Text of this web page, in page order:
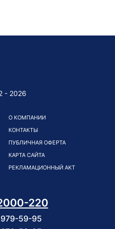
- 2026
О КОМПАНИИ
КОНТАКТЫ
ПУБЛИЧНАЯ ОФЕРТА
КАРТА САЙТА
РЕКЛАМАЦИОННЫЙ АКТ
220
59-95